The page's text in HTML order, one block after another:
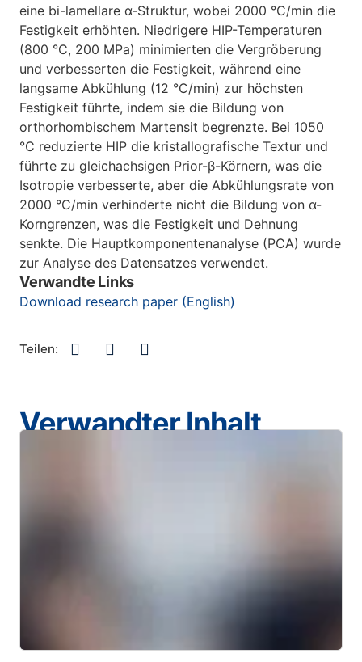
eine bi-lamellare α-Struktur, wobei 2000 °C/min die
Festigkeit erhöhten. Niedrigere HIP-Temperaturen
(800 °C, 200 MPa) minimierten die Vergröberung
und verbesserten die Festigkeit, während eine
langsame Abkühlung (12 °C/min) zur höchsten
Festigkeit führte, indem sie die Bildung von
orthorhombischem Martensit begrenzte. Bei 1050
°C reduzierte HIP die kristallografische Textur und
führte zu gleichachsigen Prior-β-Körnern, was die
Isotropie verbesserte, aber die Abkühlungsrate von
2000 °C/min verhinderte nicht die Bildung von α-
Korngrenzen, was die Festigkeit und Dehnung
senkte. Die Hauptkomponentenanalyse (PCA) wurde
zur Analyse des Datensatzes verwendet.
Verwandte Links
Download research paper (English)
Teilen:
Verwandter Inhalt